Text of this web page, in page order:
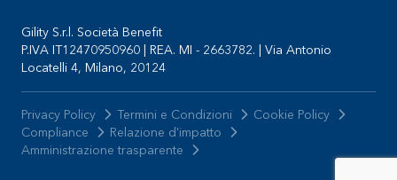
Gility S.r.l. Società Benefit
P.IVA IT12470950960 | REA. MI - 2663782. | Via Antonio
Locatelli 4, Milano, 20124
Privacy Policy Termini e Condizioni
Cookie Policy
Compliance
Relazione d'impatto
Amministrazione trasparente